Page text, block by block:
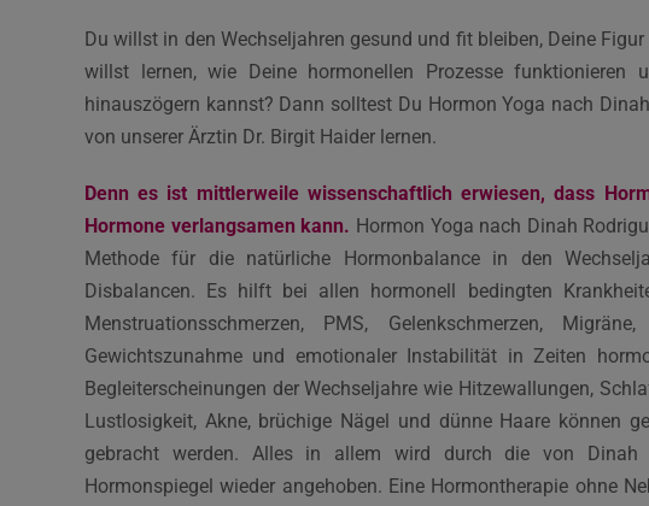
Du willst in den Wechseljahren gesund und fit bleiben, Deine
willst lernen, wie Deine hormonellen Prozesse funktionieren
hinauszögern kannst? Dann solltest Du Hormon Yoga nach
von unserer Ärztin Dr. Birgit Haider lernen.
Denn es ist mittlerweile wissenschaftlich erwiesen, dass
Hormone verlangsamen kann. Hormon Yoga nach Dinah
Methode für die natürliche Hormonbalance in den
Disbalancen. Es hilft bei allen hormonell bedingten
Menstruationsschmerzen, PMS, Gelenkschmerzen,
Gewichtszunahme und emotionaler Instabilität in Zeiten
Begleiterscheinungen der Wechseljahre wie Hitzewallungen,
Lustlosigkeit, Akne, brüchige Nägel und dünne Haare können
gebracht werden. Alles in allem wird durch die von Dinah
Hormonspiegel wieder angehoben. Eine Hormontherapie ohne